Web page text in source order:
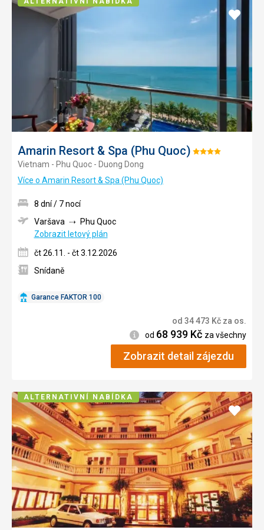
Amarin Resort & Spa (Phu Quoc) Hodnocení:
Vietnam - Phu Quoc - Duong Dong
Více o Amarin Resort & Spa (Phu Quoc)
Přidat
Garance FAKTOR 100
8 dní / 7 nocí
Varšava
Phu Quoc
Zobrazit letový plán
čt 26.11. - čt 3.12.2026
Snídaně
od 34 473 Kč za os.
Informace
od 68 939 Kč za všechny
Zobrazit detail zájezdu
Přidat
do
ALTERNATIVNÍ NABÍDKA